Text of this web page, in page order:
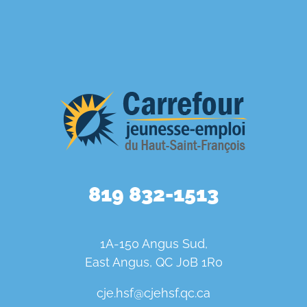
819 832-1513
1A-150 Angus Sud,
East Angus, QC J0B 1R0
cje.hsf@cjehsf.qc.ca